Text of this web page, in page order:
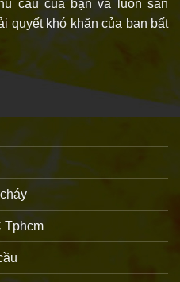
cầu của bạn và luôn sẵn
quyết khó khăn của bạn bất
Tphcm